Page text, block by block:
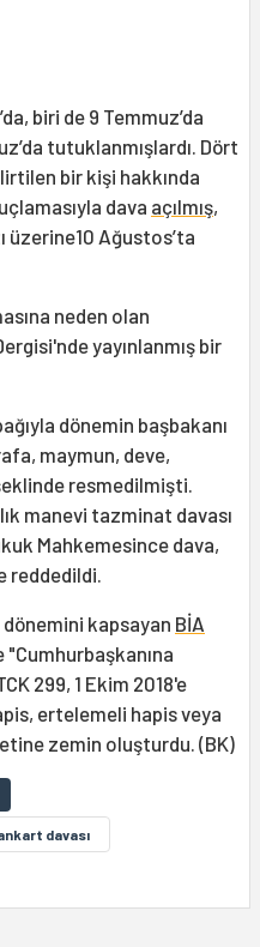
biri de 9 Temmuz’da
tutuklanmışlardı. Dört
bir kişi hakkında
dava açılmış,
üzerine10 Ağustos’ta
neden olan
yayınlanmış bir
dönemin başbakanı
maymun, deve,
resmedilmişti.
manevi tazminat davası
Mahkemesince dava,
reddedildi.
kapsayan BİA
"Cumhurbaşkanına
299, 1 Ekim 2018'e
ertelemeli hapis veya
zemin oluşturdu. (BK)
davası